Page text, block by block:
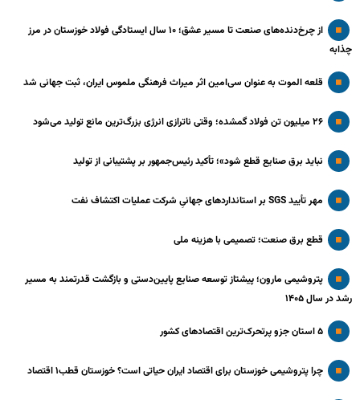
از چرخ‌دنده‌های صنعت تا مسیر عشق؛ ۱۰ سال ایستادگی فولاد خوزستان در مرز
چذابه
قلعه الموت به عنوان سی‌امین اثر میراث‌ فرهنگی ملموس ایران، ثبت جهانی شد
۲۶ میلیون تن فولاد گمشده؛ وقتی ناترازی انرژی بزرگ‌ترین مانع تولید می‌شود
نباید برق صنایع قطع شود»؛ تأکید رئیس‌جمهور بر پشتیبانی از تولید
مهر تأیید SGS بر استانداردهای جهانیِ شرکت عملیات اکتشاف نفت
قطع برق صنعت؛ تصمیمی با هزینه ملی
پتروشیمی مارون؛ پیشتاز توسعه صنایع پایین‌دستی و بازگشت قدرتمند به مسیر
رشد در سال ۱۴۰۵
۵ استان جزو پرتحرک‌ترین اقتصاد‌های کشور
چرا پتروشیمی خوزستان برای اقتصاد ایران حیاتی است؟ خوزستان قطب۱ اقتصاد